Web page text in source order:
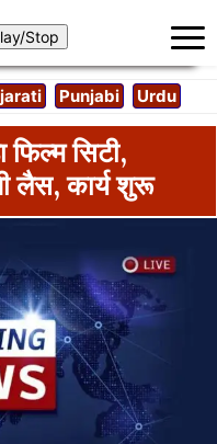
Punjabi Urdu
फिल्म सिटी,
लैस, कार्य शुरू